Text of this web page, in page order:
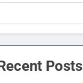
Posts